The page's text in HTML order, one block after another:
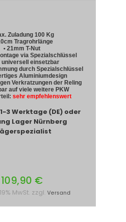
Zuladung 100 Kg
Tragrohrlänge
• 21mm T-Nut
via Spezialschlüssel
universell einsetzbar
durch Spezialschlüssel
Aluminiumdesign
Verkratzungen der Reling
auf viele weitere PKW
sehr empfehlenswert
3 Werktage (DE) oder
Lager Nürnberg
109,90 €
MwSt. zzgl. Versand